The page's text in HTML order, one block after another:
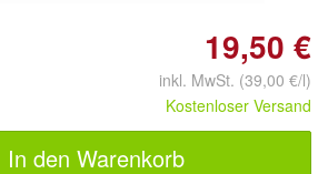
19,50 €
inkl. MwSt. (39,00 €/l)
Kostenloser Versand
In den Warenkorb